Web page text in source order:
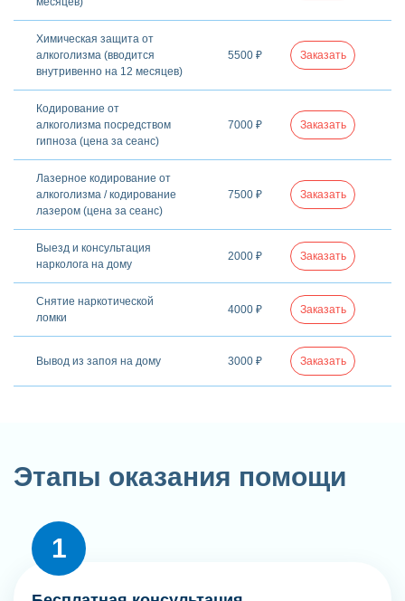
Химическая защита от
алкоголизма (вводится
внутривенно на 12 месяцев)
5500 ₽ Заказать
Кодирование от
алкоголизма посредством
гипноза (цена за сеанс)
7000 ₽ Заказать
Лазерное кодирование от
алкоголизма / кодирование
лазером (цена за сеанс)
7500 ₽ Заказать
Выезд и консультация
нарколога на дому
2000 ₽ Заказать
Снятие наркотической
ломки
4000 ₽ Заказать
Вывод из запоя на дому 3000 ₽ Заказать
Этапы оказания помощи